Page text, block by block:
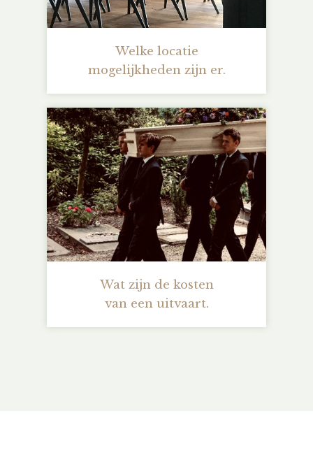
Welke locatie
mogelijkheden zijn er.
Wat zijn de kosten
van een uitvaart.